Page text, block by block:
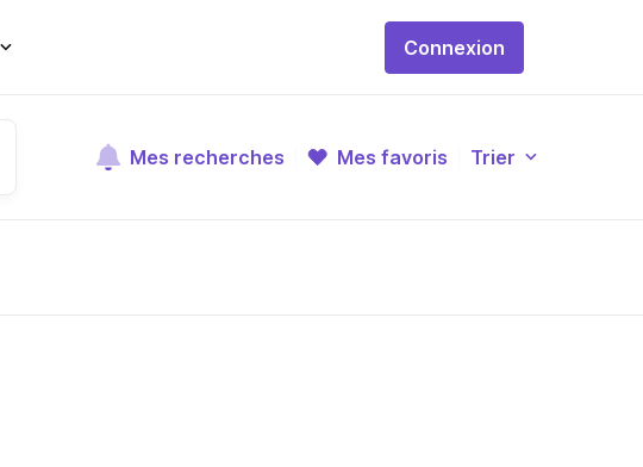
Connexion
Mes recherches Mes favoris Trier